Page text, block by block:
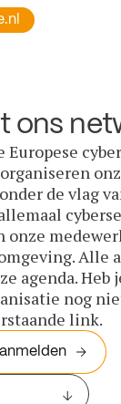
ons
Europese
de vlag
onze
Alle
agenda.
nog
link.